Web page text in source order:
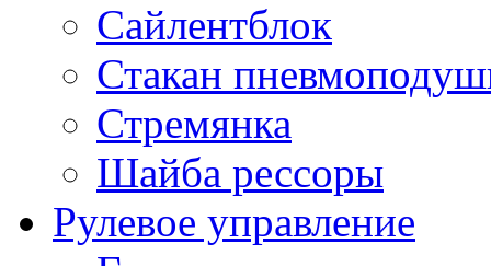
Сайлентблок
Стакан
Стремянка
Шайба рессоры
Рулевое управление